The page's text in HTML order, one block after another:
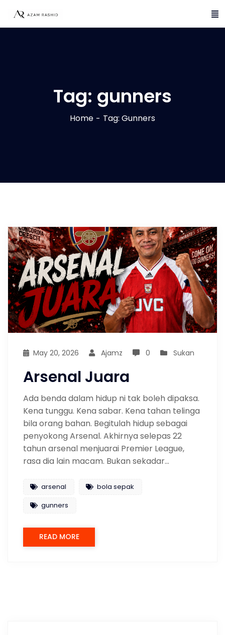
Tag: gunners
Home Tag: Gunners
May 20, 2026 Ajamz 0 Sukan
Arsenal Juara
Ada benda dalam hidup ni tak boleh dipaksa.
Kena tunggu. Kena sabar. Kena tahan telinga
bila orang bahan. Begitulah hidup sebagai
penyokong Arsenal. Akhirnya selepas 22
tahun arsenal menjuarai Premier League,
rasa dia lain macam. Bukan sekadar…
arsenal
bola sepak
gunners
READ MORE